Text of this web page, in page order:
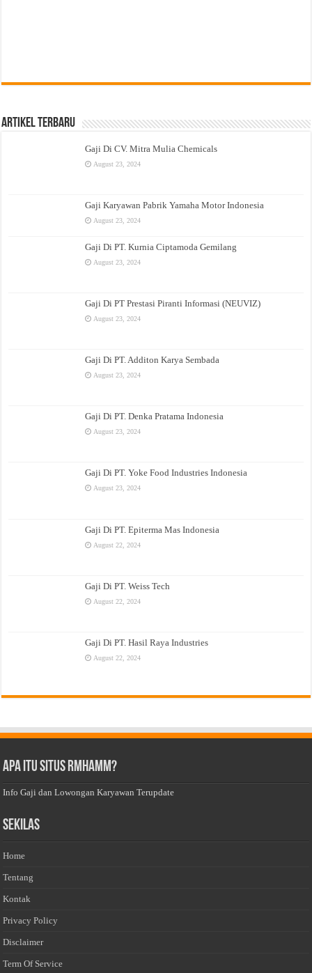
Artikel Terbaru
Gaji Di CV. Mitra Mulia Chemicals
August 23, 2024
Gaji Karyawan Pabrik Yamaha Motor Indonesia
August 23, 2024
Gaji Di PT. Kurnia Ciptamoda Gemilang
August 23, 2024
Gaji Di PT Prestasi Piranti Informasi (NEUVIZ)
August 23, 2024
Gaji Di PT. Additon Karya Sembada
August 23, 2024
Gaji Di PT. Denka Pratama Indonesia
August 23, 2024
Gaji Di PT. Yoke Food Industries Indonesia
August 23, 2024
Gaji Di PT. Epiterma Mas Indonesia
August 22, 2024
Gaji Di PT. Weiss Tech
August 22, 2024
Gaji Di PT. Hasil Raya Industries
August 22, 2024
Apa Itu Situs Rmhamm?
Info Gaji dan Lowongan Karyawan Terupdate
Sekilas
Home
Tentang
Kontak
Privacy Policy
Disclaimer
Term Of Service